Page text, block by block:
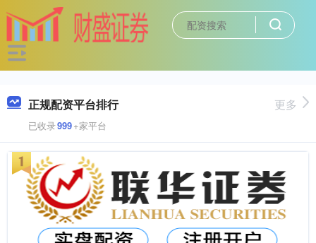
正规配资平台排行
已收录999+家平台
更多